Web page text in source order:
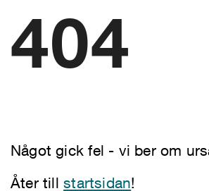
404
Något gick fel - vi ber om
Åter tillstartsidan!